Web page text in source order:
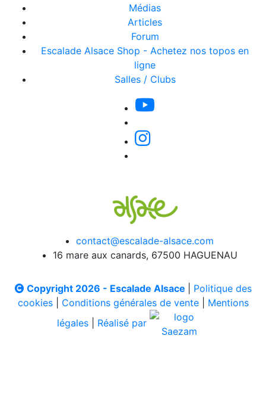
Médias
Articles
Forum
Escalade Alsace Shop - Achetez nos topos en
ligne
Salles / Clubs
contact@escalade-alsace.com
16 mare aux canards, 67500 HAGUENAU
Copyright 2026 - Escalade Alsace
Politique des
cookies| Conditions générales de vente| Mentions
légales
Réalisé par